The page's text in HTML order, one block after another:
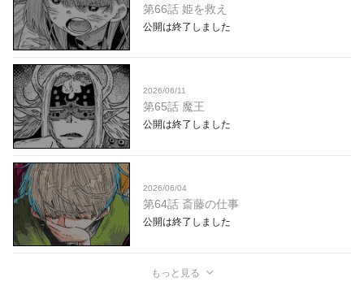
第66話 姫を救え
公開は終了しました
2026/06/11
第65話 魔王
公開は終了しました
2026/06/04
第64話 斎藤の仕事
公開は終了しました
もっと見る